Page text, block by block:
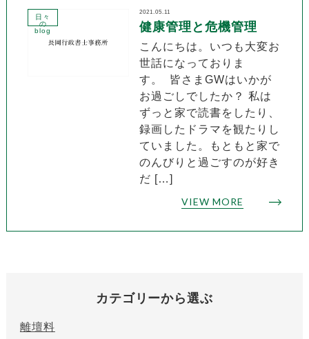
日々
の
blog
2021.05.11
健康管理と危機管理
こんにちは。いつも大変お
世話になっておりま
す。 皆さまGWはいかが
お過ごしでしたか？ 私は
ずっと家で読書をしたり、
録画したドラマを観たりし
ていました。もともと家で
のんびりと過ごすのが好き
だ […]
VIEW MORE
カテゴリーから選ぶ
離壇料